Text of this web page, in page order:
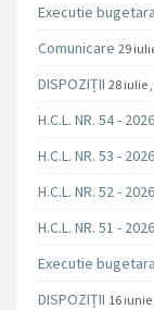
Executie
Comunicare 29
DISPOZIȚII 28 iulie
H.C.L. NR. 54 - 2026
H.C.L. NR. 53 - 2026
H.C.L. NR. 52 - 2026
H.C.L. NR. 51 - 2026
Executie
DISPOZIȚII 16 iunie